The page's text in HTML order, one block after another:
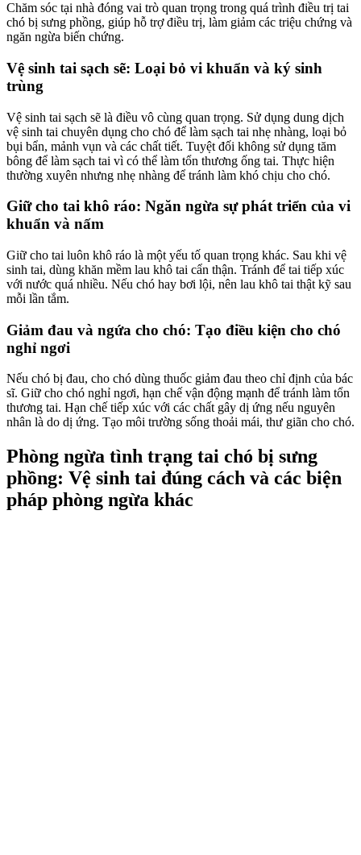
Chăm sóc tại nhà đóng vai trò quan trọng trong quá trình điều trị tai
chó bị sưng phồng, giúp hỗ trợ điều trị, làm giảm các triệu chứng và
ngăn ngừa biến chứng.
Vệ sinh tai sạch sẽ: Loại bỏ vi khuẩn và ký sinh
trùng
Vệ sinh tai sạch sẽ là điều vô cùng quan trọng. Sử dụng dung dịch
vệ sinh tai chuyên dụng cho chó để làm sạch tai nhẹ nhàng, loại bỏ
bụi bẩn, mảnh vụn và các chất tiết. Tuyệt đối không sử dụng tăm
bông để làm sạch tai vì có thể làm tổn thương ống tai. Thực hiện
thường xuyên nhưng nhẹ nhàng để tránh làm khó chịu cho chó.
Giữ cho tai khô ráo: Ngăn ngừa sự phát triển của vi
khuẩn và nấm
Giữ cho tai luôn khô ráo là một yếu tố quan trọng khác. Sau khi vệ
sinh tai, dùng khăn mềm lau khô tai cẩn thận. Tránh để tai tiếp xúc
với nước quá nhiều. Nếu chó hay bơi lội, nên lau khô tai thật kỹ sau
mỗi lần tắm.
Giảm đau và ngứa cho chó: Tạo điều kiện cho chó
nghỉ ngơi
Nếu chó bị đau, cho chó dùng thuốc giảm đau theo chỉ định của bác
sĩ. Giữ cho chó nghỉ ngơi, hạn chế vận động mạnh để tránh làm tổn
thương tai. Hạn chế tiếp xúc với các chất gây dị ứng nếu nguyên
nhân là do dị ứng. Tạo môi trường sống thoải mái, thư giãn cho chó.
Phòng ngừa tình trạng tai chó bị sưng
phồng: Vệ sinh tai đúng cách và các biện
pháp phòng ngừa khác